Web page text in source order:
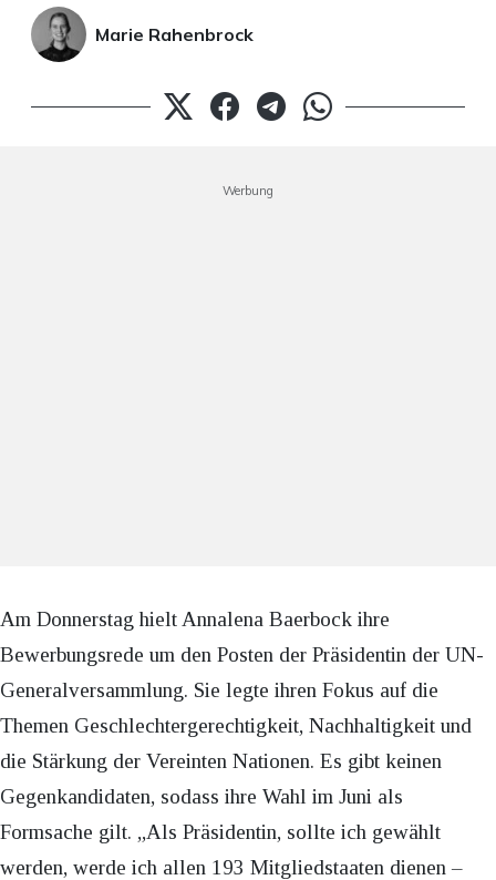
Marie Rahenbrock
Werbung
Am Donnerstag hielt Annalena Baerbock ihre
Bewerbungsrede um den Posten der Präsidentin der UN-
Generalversammlung. Sie legte ihren Fokus auf die
Themen Geschlechtergerechtigkeit, Nachhaltigkeit und
die Stärkung der Vereinten Nationen. Es gibt keinen
Gegenkandidaten, sodass ihre Wahl im Juni als
Formsache gilt. „Als Präsidentin, sollte ich gewählt
werden, werde ich allen 193 Mitgliedstaaten dienen –